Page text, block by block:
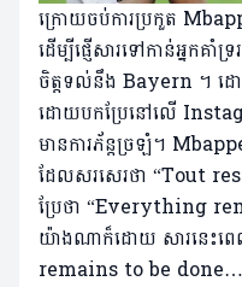
ក្រោយចប់ការប្រកួត
ដើម្បីផ្ញើសារទៅកាន់អ្នកគាំ
ចិត្តទល់នឹង Bayern ។ ដោយ
ដោយបកប្រែនៅលើ
មានការភ័ន្តច្រឡំ។
ដែលសរសេរថា “Tout
ប្រែថា “Everything
យ៉ាងណាក៏ដោយ សារនេះ
remains to be